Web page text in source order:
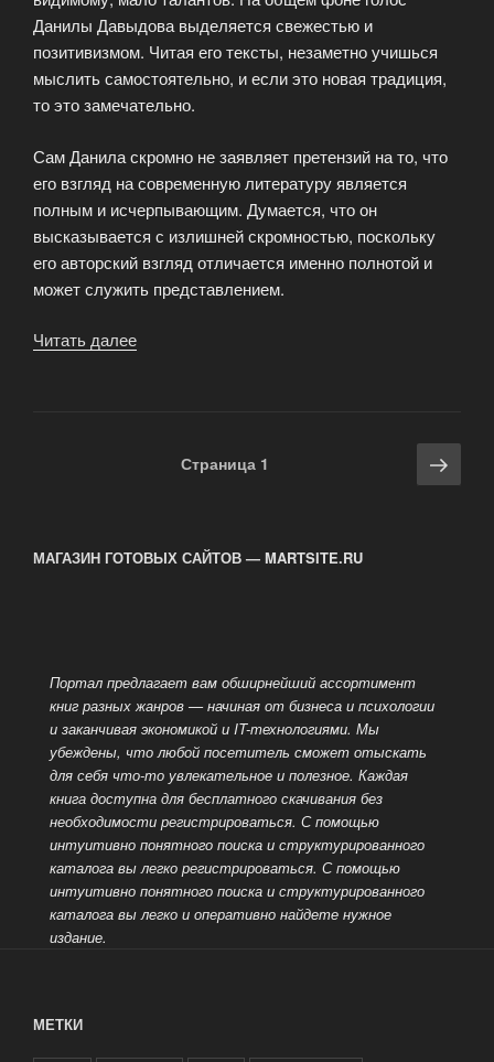
Данилы Давыдова выделяется свежестью и
позитивизмом. Читая его тексты, незаметно учишься
мыслить самостоятельно, и если это новая традиция,
то это замечательно.
Сам Данила скромно не заявляет претензий на то, что
его взгляд на современную литературу является
полным и исчерпывающим. Думается, что он
высказывается с излишней скромностью, поскольку
его авторский взгляд отличается именно полнотой и
может служить представлением.
Читать далее
«Контексты
Страница 1
МАГАЗИН ГОТОВЫХ САЙТОВ — MARTSITE.RU
Портал предлагает вам обширнейший ассортимент
книг разных жанров — начиная от бизнеса и психологии
и заканчивая экономикой и IT-технологиями. Мы
убеждены, что любой посетитель сможет отыскать
для себя что-то увлекательное и полезное. Каждая
книга доступна для бесплатного скачивания без
необходимости регистрироваться. С помощью
интуитивно понятного поиска и структурированного
каталога вы легко регистрироваться. С помощью
интуитивно понятного поиска и структурированного
каталога вы легко и оперативно найдете нужное
издание.
МЕТКИ